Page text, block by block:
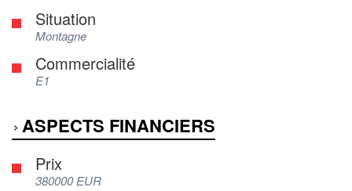
Situation
Montagne
Commercialité
E1
ASPECTS FINANCIERS
Prix
380000 EUR